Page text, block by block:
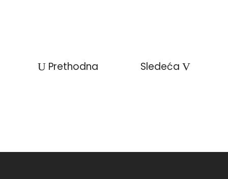
Prethodna Sledeća